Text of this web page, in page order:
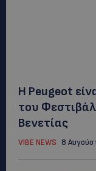
Η Peugeot
του
Βενετίας
VIBE NEWS 8